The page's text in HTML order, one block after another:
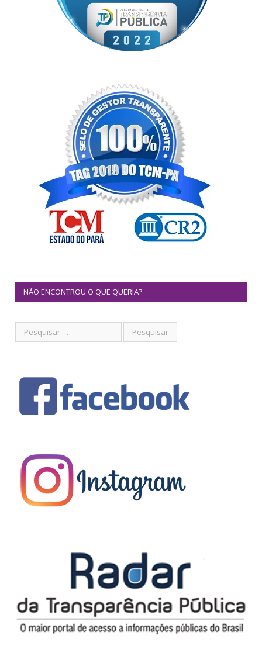
NÃO ENCONTROU O QUE QUERIA?